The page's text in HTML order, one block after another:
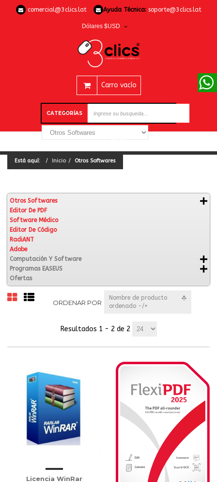
comercial@3clics.lat Ayuda Técnica: soporte@3clics.lat
Dólares $USD
Carro vacío
CATEGORÍAS
Está aquí: Inicio Otros Softwares
Otros Softwares
Editor De PDF
Software Médico
Editor De Código
RadiANT
Adobe
Computación Y Software
Programas EASEUS
Ofertas
ORDENAR POR
Nombre de producto
ordenado -/+
Resultados 1 - 2 de 2
Licencia WinRar